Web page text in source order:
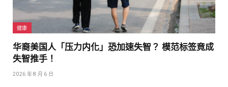
健康
华裔美国人「压力内化」恐加速失智？ 模范标签竟成
失智推手！
2026 年 8 月 6 日